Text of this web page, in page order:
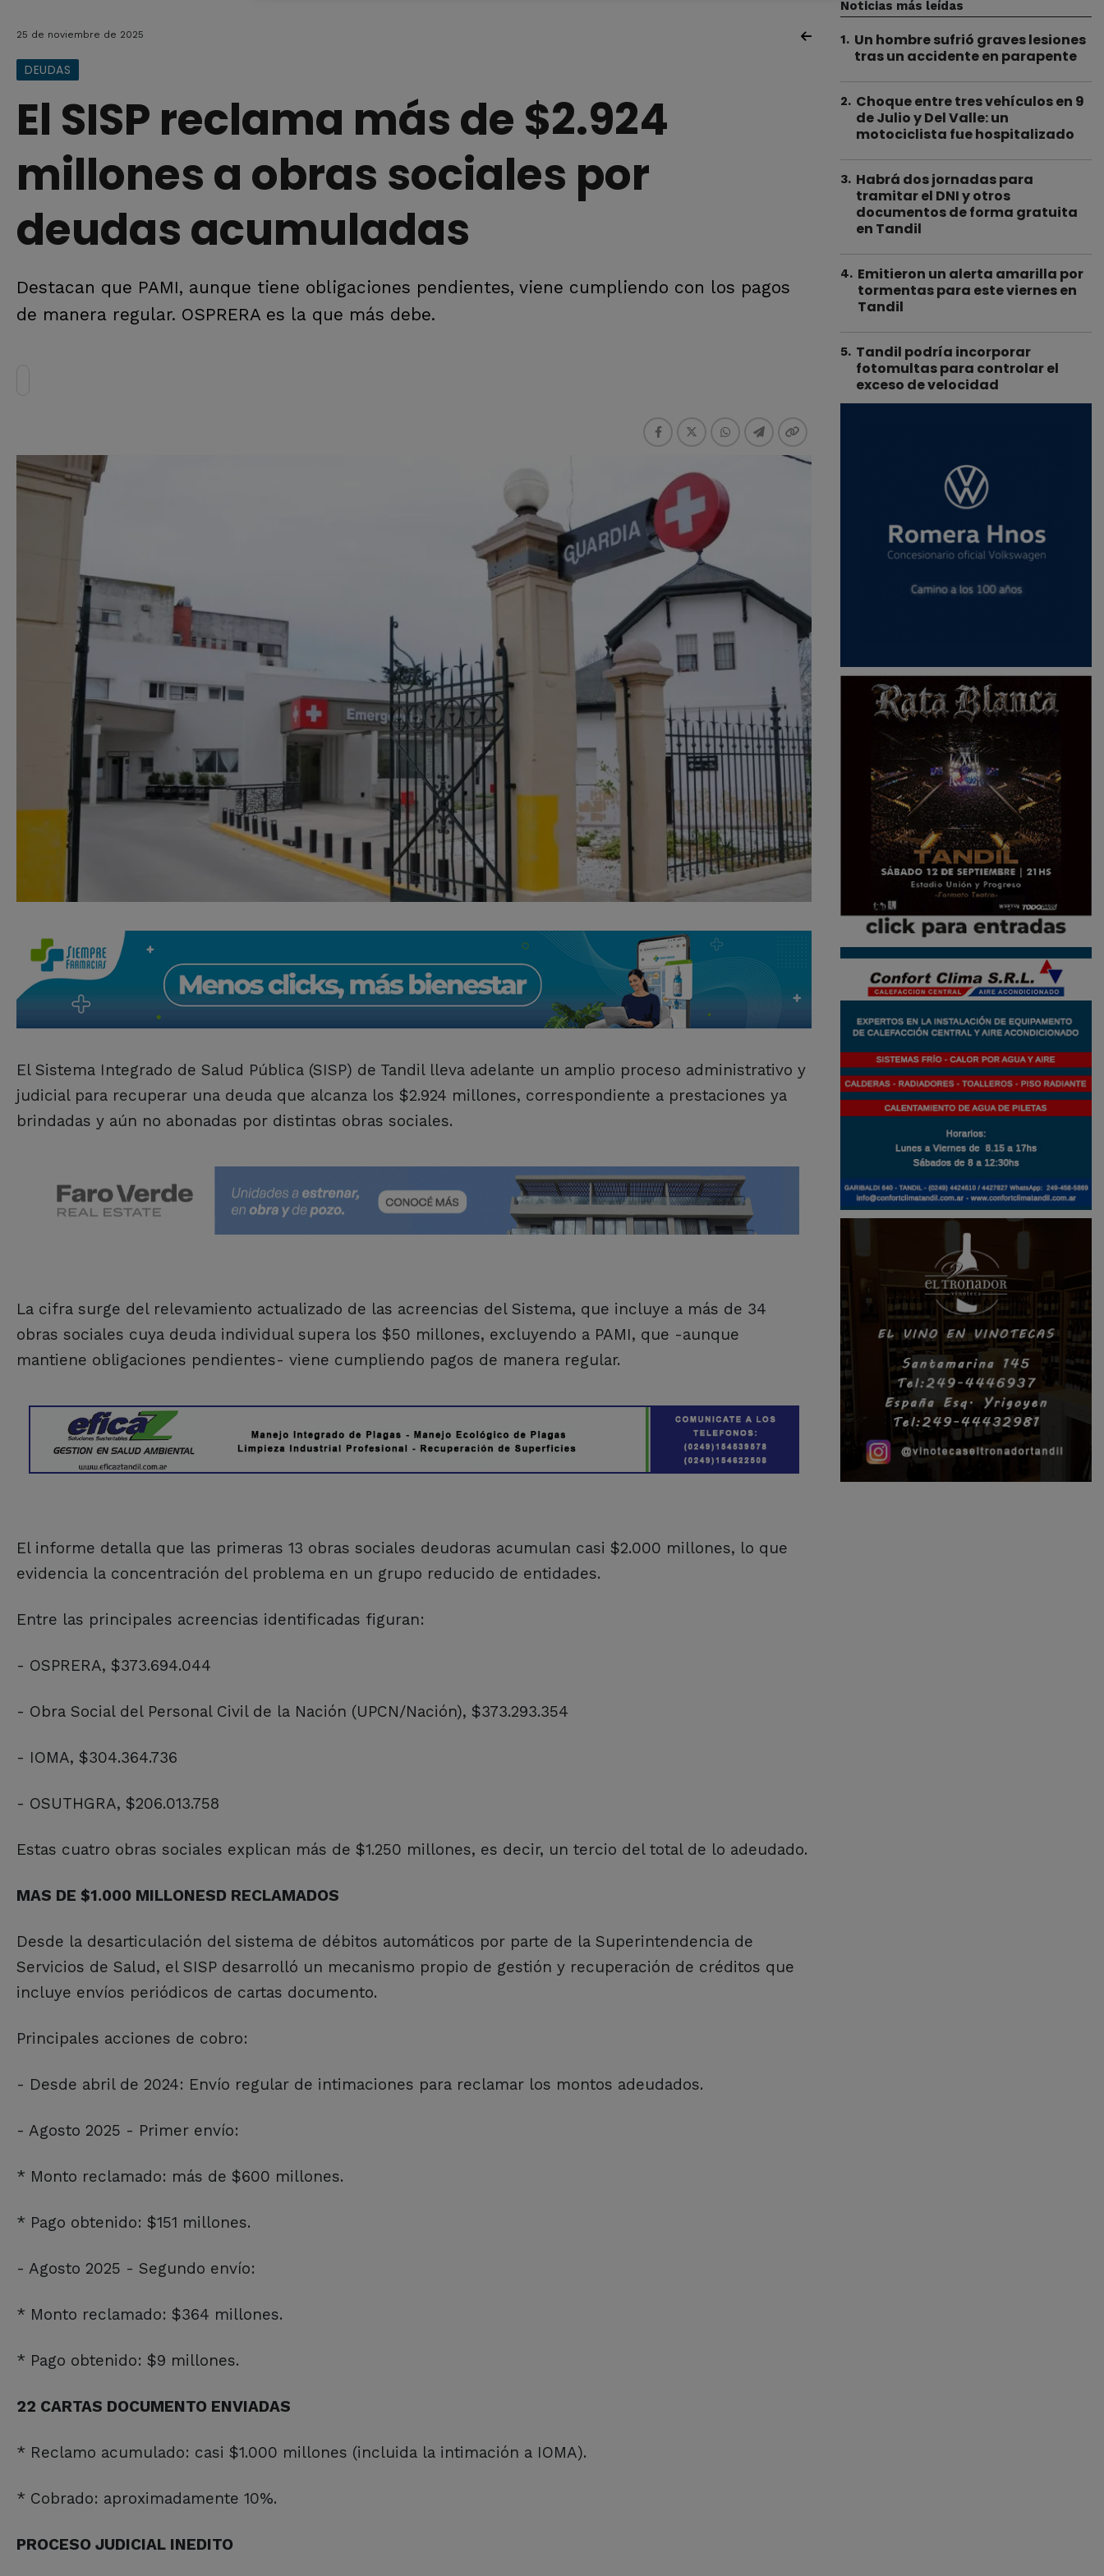
25 de noviembre de 2025
DEUDAS
El SISP reclama más de $2.924
millones a obras sociales por
deudas acumuladas
Destacan que PAMI, aunque tiene obligaciones pendientes, viene cumpliendo con los pagos
de manera regular. OSPRERA es la que más debe.
El Sistema Integrado de Salud Pública (SISP) de Tandil lleva adelante un amplio proceso administrativo y
judicial para recuperar una deuda que alcanza los $2.924 millones, correspondiente a prestaciones ya
brindadas y aún no abonadas por distintas obras sociales.
La cifra surge del relevamiento actualizado de las acreencias del Sistema, que incluye a más de 34
obras sociales cuya deuda individual supera los $50 millones, excluyendo a PAMI, que -aunque
mantiene obligaciones pendientes- viene cumpliendo pagos de manera regular.
El informe detalla que las primeras 13 obras sociales deudoras acumulan casi $2.000 millones, lo que
evidencia la concentración del problema en un grupo reducido de entidades.
Entre las principales acreencias identificadas figuran:
- OSPRERA, $373.694.044
- Obra Social del Personal Civil de la Nación (UPCN/Nación), $373.293.354
- IOMA, $304.364.736
- OSUTHGRA, $206.013.758
Estas cuatro obras sociales explican más de $1.250 millones, es decir, un tercio del total de lo adeudado.
MAS DE $1.000 MILLONESD RECLAMADOS
Desde la desarticulación del sistema de débitos automáticos por parte de la Superintendencia de
Servicios de Salud, el SISP desarrolló un mecanismo propio de gestión y recuperación de créditos que
incluye envíos periódicos de cartas documento.
Principales acciones de cobro:
- Desde abril de 2024: Envío regular de intimaciones para reclamar los montos adeudados.
- Agosto 2025 - Primer envío:
* Monto reclamado: más de $600 millones.
* Pago obtenido: $151 millones.
- Agosto 2025 - Segundo envío:
* Monto reclamado: $364 millones.
* Pago obtenido: $9 millones.
22 CARTAS DOCUMENTO ENVIADAS
* Reclamo acumulado: casi $1.000 millones (incluida la intimación a IOMA).
* Cobrado: aproximadamente 10%.
PROCESO JUDICIAL INEDITO
Noticias más leídas
1. Un hombre sufrió graves lesiones
tras un accidente en parapente
2. Choque entre tres vehículos en 9
de Julio y Del Valle: un
motociclista fue hospitalizado
3. Habrá dos jornadas para
tramitar el DNI y otros
documentos de forma gratuita
en Tandil
4. Emitieron un alerta amarilla por
tormentas para este viernes en
Tandil
5. Tandil podría incorporar
fotomultas para controlar el
exceso de velocidad